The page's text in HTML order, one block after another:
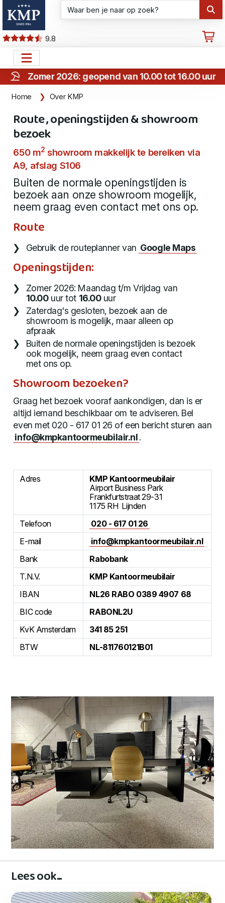
9.8
Zomer 2026: geopend van 10.00 tot 16.00 uur
Home Over KMP
Route , openingstijden & showroom
bezoek
650 m2 showroom makkelijk te bereiken via
A9, afslag S106
Buiten de normale openingstijden is
bezoek aan onze showroom mogelijk,
neem graag even contact met ons op.
Route
Gebruik de routeplanner van Google Maps
Openingstijden:
Zomer 2026: Maandag t/m Vrijdag van
10.00uur tot 16.00uur
Zaterdag's gesloten, bezoek aan de
showroom is mogelijk, maar alleen op
afpraak
Buiten de normale openingstijden is bezoek
ook mogelijk, neem graag even contact
met ons op.
Showroom bezoeken?
Graag het bezoek vooraf aankondigen, dan is er
altijd iemand beschikbaar om te adviseren. Bel
even met 020 - 617 01 26 of een bericht sturen aan
info@kmpkantoormeubilair.nl.
Adres
KMP Kantoormeubilair
Airport Business Park
Frankfurtstraat 29-31
1175 RH Lijnden
Telefoon
020 - 617 01 26
E-mail
info@kmpkantoormeubilair.nl
Bank
Rabobank
T.N.V.
KMP Kantoormeubilair
IBAN
NL26 RABO 0389 4907 68
BIC code
RABONL2U
KvK Amsterdam
341 85 251
BTW
NL-811760121B01
Lees ook...